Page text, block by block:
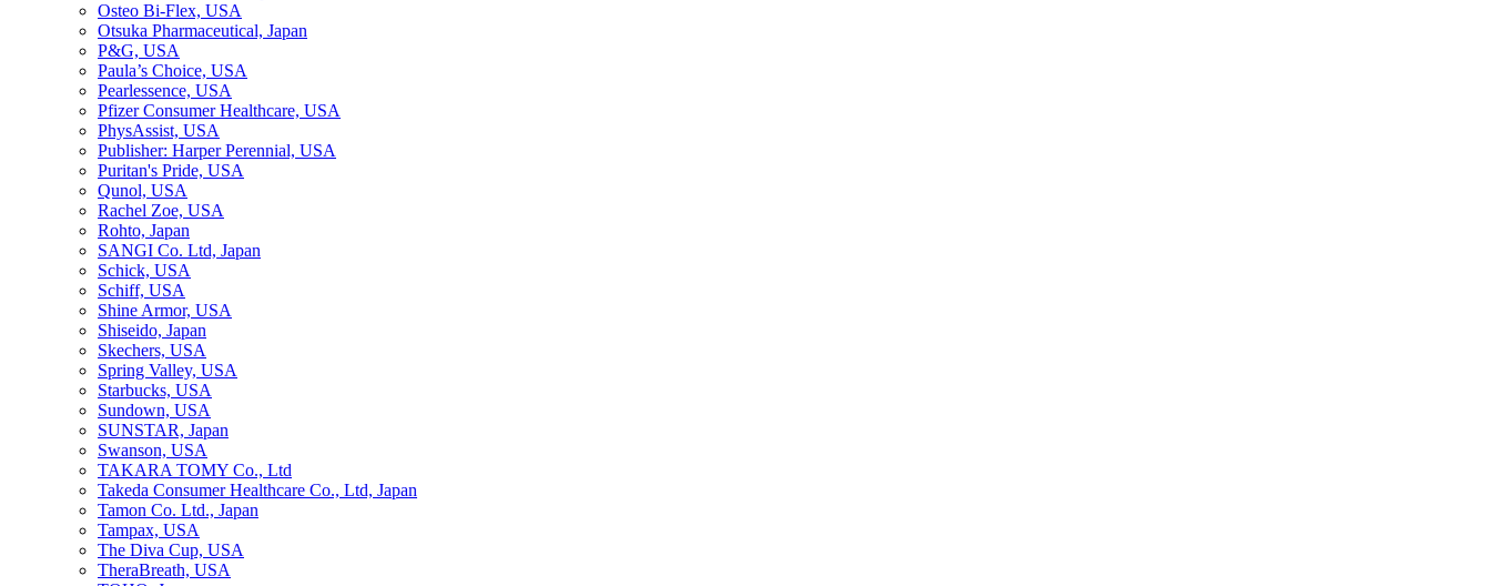
Osteo Bi-Flex, USA
Otsuka Pharmaceutical, Japan
P&G, USA
Paula’s Choice, USA
Pearlessence, USA
Pfizer Consumer Healthcare, USA
PhysAssist, USA
Publisher: Harper Perennial, USA
Puritan's Pride, USA
Qunol, USA
Rachel Zoe, USA
Rohto, Japan
SANGI Co. Ltd, Japan
Schick, USA
Schiff, USA
Shine Armor, USA
Shiseido, Japan
Skechers, USA
Spring Valley, USA
Starbucks, USA
Sundown, USA
SUNSTAR, Japan
Swanson, USA
TAKARA TOMY Co., Ltd
Takeda Consumer Healthcare Co., Ltd, Japan
Tamon Co. Ltd., Japan
Tampax, USA
The Diva Cup, USA
TheraBreath, USA